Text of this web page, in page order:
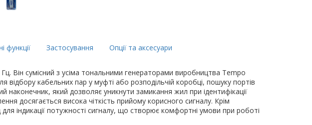
функції Застосування Опції та аксесуари
Він сумісний з усіма тональними генераторами виробництва Tempo
відбору кабельних пар у муфті або розподільчій коробці, пошуку портів
наконечник, який дозволяє уникнути замикання жил при ідентифікації
досягається висока чіткість прийому корисного сигналу. Крім
індикації потужності сигналу, що створює комфортні умови при роботі